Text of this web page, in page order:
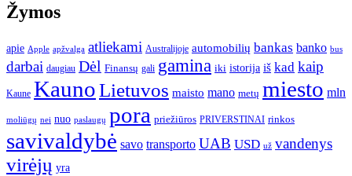
Žymos
apie Apple apžvalga atliekami Australijoje automobilių bankas banko bus
darbai daugiau Dėl Finansų gali gamina iki istorija iš kad kaip
Kaune KaunoLietuvos maisto mano metų miesto mln
moliūgų nei nuo paslaugų pora priežiūros PRIVERSTINAI rinkos
savivaldybė savo transporto UAB USD už vandenys
virėjų yra